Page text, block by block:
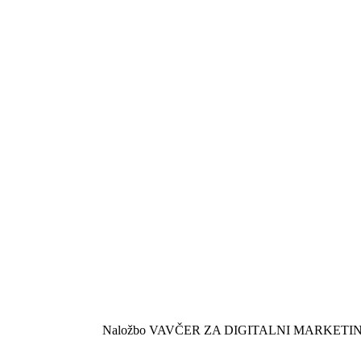
Naložbo VAVČER ZA DIGITALNI MARKETING